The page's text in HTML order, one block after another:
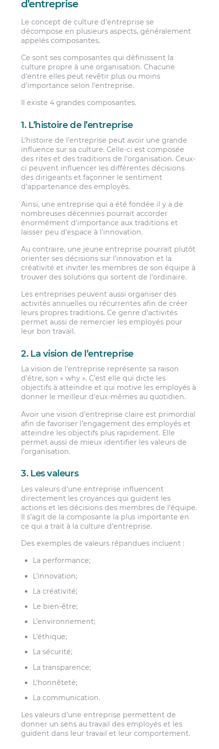
d’entreprise
Le concept de culture d’entreprise se
décompose en plusieurs aspects, généralement
appelés composantes.
Ce sont ses composantes qui définissent la
culture propre à une organisation. Chacune
d’entre elles peut revêtir plus ou moins
d’importance selon l’entreprise.
Il existe 4 grandes composantes.
1. L’histoire de l’entreprise
L’histoire de l’entreprise peut avoir une grande
influence sur sa culture. Celle-ci est composée
des rites et des traditions de l’organisation. Ceux-
ci peuvent influencer les différentes décisions
des dirigeants et façonner le sentiment
d’appartenance des employés.
Ainsi, une entreprise qui a été fondée il y a de
nombreuses décennies pourrait accorder
énormément d’importance aux traditions et
laisser peu d’espace à l’innovation.
Au contraire, une jeune entreprise pourrait plutôt
orienter ses décisions sur l’innovation et la
créativité et inviter les membres de son équipe à
trouver des solutions qui sortent de l’ordinaire.
Les entreprises peuvent aussi organiser des
activités annuelles ou récurrentes afin de créer
leurs propres traditions. Ce genre d’activités
permet aussi de remercier les employés pour
leur bon travail.
2. La vision de l’entreprise
La vision de l’entreprise représente sa raison
d’être, son « why ». C’est elle qui dicte les
objectifs à atteindre et qui motive les employés à
donner le meilleur d’eux-mêmes au quotidien.
Avoir une vision d’entreprise claire est primordial
afin de favoriser l’engagement des employés et
atteindre les objectifs plus rapidement. Elle
permet aussi de mieux identifier les valeurs de
l’organisation.
3. Les valeurs
Les valeurs d’une entreprise influencent
directement les croyances qui guident les
actions et les décisions des membres de l’équipe.
Il s’agit de la composante la plus importante en
ce qui a trait à la culture d’entreprise.
Des exemples de valeurs répandues incluent :
La performance;
L’innovation;
La créativité;
Le bien-être;
L’environnement;
L’éthique;
La sécurité;
La transparence;
L’honnêteté;
La communication.
Les valeurs d’une entreprise permettent de
donner un sens au travail des employés et les
guident dans leur travail et leur comportement.